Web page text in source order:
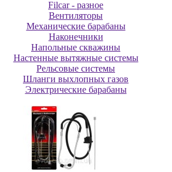
Filcar - разное
Вентиляторы
Механические барабаны
Наконечники
Напольные скважины
Настенные вытяжные системы
Рельсовые системы
Шланги выхлопных газов
Электрические барабаны